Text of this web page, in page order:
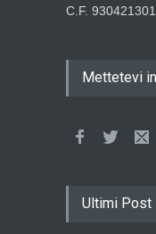
C.F.
Mettetevi
Ultimi Post